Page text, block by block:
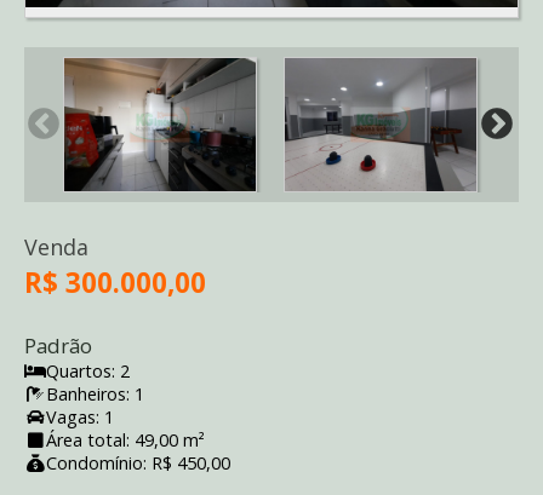
Venda
R$ 300.000,00
Padrão
Quartos: 2
Banheiros: 1
Vagas: 1
Área total: 49,00 m²
Condomínio: R$ 450,00